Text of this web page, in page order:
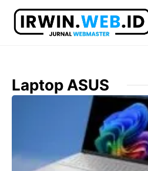
Langsung
Laptop ASUS